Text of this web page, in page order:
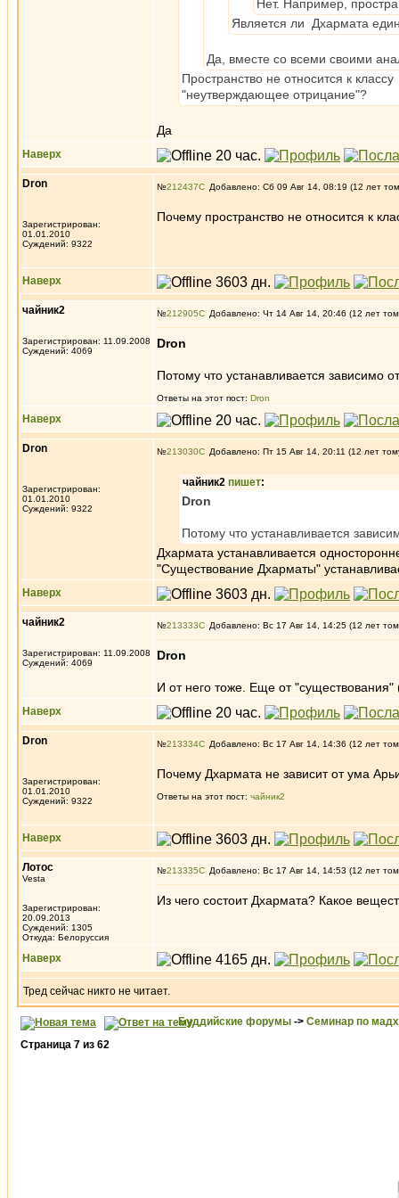
Нет. Например,
Является ли Дхармата
Да, вместе со всеми своими
Пространство не относится к
"неутверждающее отрицание"?
Да
Наверх
Dron
Зарегистрирован:
01.01.2010
Суждений: 9322
№212437 Добавлено: Сб 09 Авг 14, 08:19 (12 лет
Почему пространство не относится к
Наверх
чайник2
Зарегистрирован: 11.09.2008
Суждений: 4069
№212905 Добавлено: Чт 14 Авг 14, 20:46 (12 лет
Dron
Потому что устанавливается зависимо
Ответы на этот пост: Dron
Наверх
Dron
Зарегистрирован:
01.01.2010
Суждений: 9322
№213030 Добавлено: Пт 15 Авг 14, 20:11 (12 лет
чайник2 пишет:
Dron
Потому что устанавливается
Дхармата устанавливается
"Существование Дхарматы"
Наверх
чайник2
Зарегистрирован: 11.09.2008
Суждений: 4069
№213333 Добавлено: Вс 17 Авг 14, 14:25 (12 лет
Dron
И от него тоже. Еще от "существования"
Наверх
Dron
Зарегистрирован:
01.01.2010
Суждений: 9322
№213334 Добавлено: Вс 17 Авг 14, 14:36 (12 лет
Почему Дхармата не зависит от ума
Ответы на этот пост: чайник2
Наверх
Лотос
Vesta
Зарегистрирован:
20.09.2013
Суждений: 1305
Откуда: Белоруссия
№213335 Добавлено: Вс 17 Авг 14, 14:53 (12 лет
Из чего состоит Дхармата? Какое
Наверх
Тред сейчас никто не читает.
Буддийские форумы -> Семинар по
Страница 7 из 62